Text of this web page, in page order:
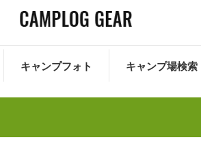
キャンプフォト キャンプ場検索